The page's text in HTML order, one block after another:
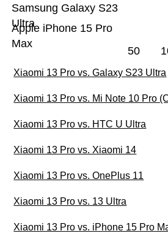
Apple iPhone 15 Pro
Max
Samsung Galaxy S23
Ultra
50
Xiaomi 13 Pro vs. Galaxy S23 Ultra
Xiaomi 13 Pro vs. Mi Note 10 Pro
Xiaomi 13 Pro vs. HTC U Ultra
Xiaomi 13 Pro vs. Xiaomi 14
Xiaomi 13 Pro vs. OnePlus 11
Xiaomi 13 Pro vs. 13 Ultra
Xiaomi 13 Pro vs. iPhone 15 Pro